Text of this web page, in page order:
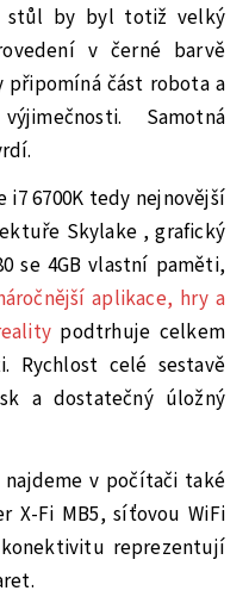
stůl by byl totiž velký
v černé barvě
část robota a
Samotná
6700K tedy nejnovější
Skylake , grafický
se 4GB vlastní paměti,
aplikace, hry a
podtrhuje celkem
Rychlost celé sestavě
a dostatečný úložný
v počítači také
X-Fi MB5, síťovou WiFi
reprezentují